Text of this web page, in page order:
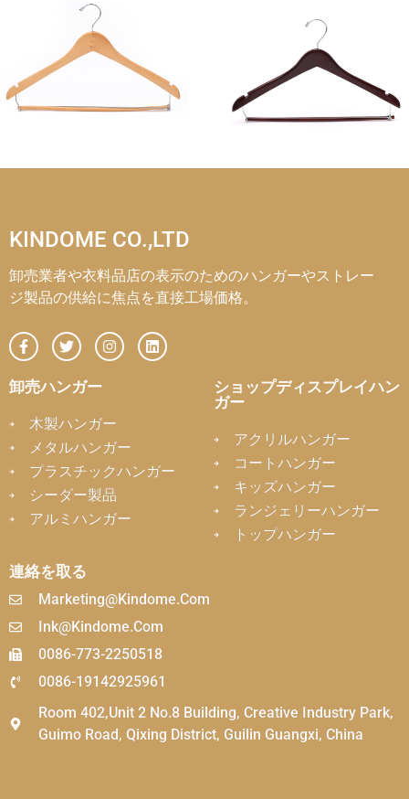
KINDOME CO.,LTD
卸売業者や衣料品店の表示のためのハンガーやストレー
ジ製品の供給に焦点を直接工場価格。
卸売ハンガー
木製ハンガー
メタルハンガー
プラスチックハンガー
シーダー製品
アルミハンガー
ショップディスプレイハン
ガー
アクリルハンガー
コートハンガー
キッズハンガー
ランジェリーハンガー
トップハンガー
連絡を取る
Marketing@kindome.com
Ink@kindome.com
0086-773-2250518
0086-19142925961
Room 402,Unit 2 No.8 Building, Creative Industry Park,
Guimo Road, Qixing District, Guilin Guangxi, China